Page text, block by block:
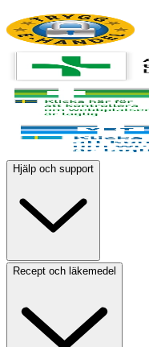
Hjälp och support
Recept och läkemedel